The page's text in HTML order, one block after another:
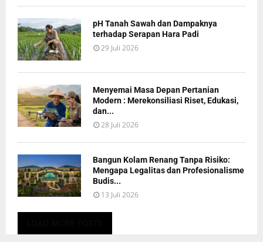
pH Tanah Sawah dan Dampaknya
terhadap Serapan Hara Padi
29 Juli 2026
Menyemai Masa Depan Pertanian
Modern : Merekonsiliasi Riset, Edukasi,
dan...
28 Juli 2026
Bangun Kolam Renang Tanpa Risiko:
Mengapa Legalitas dan Profesionalisme
Budis...
13 Juli 2026